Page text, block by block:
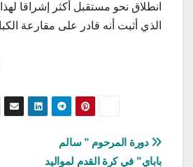
انطلاق نحو مستقبل أكثر إشراقا
الذي أثبت أنه قادر على مقارعة
تصفّح
دورة المرحوم ” سالم
باباي” في كرة القدم لمواليد